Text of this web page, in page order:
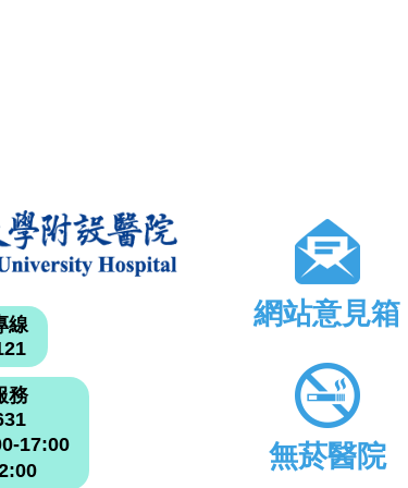
線
務
17:00
網站意見箱
無菸醫院